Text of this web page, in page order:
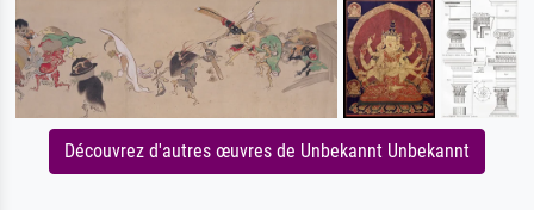
Découvrez d'autres œuvres de Unbekannt Unbekannt